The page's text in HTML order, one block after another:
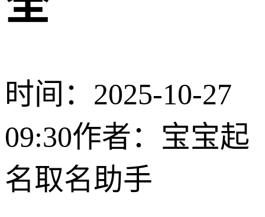
时间：2025-10-27
09:30作者：宝宝起
名取名助手